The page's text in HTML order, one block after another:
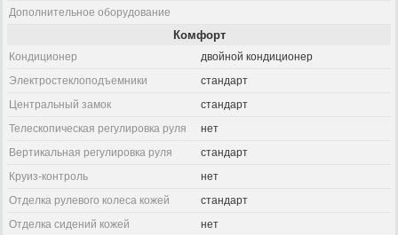
Дополнительное оборудование
Комфорт
Кондиционер
двойной кондиционер
Электростеклоподъемники
стандарт
Центральный замок
стандарт
Телескопическая регулировка руля
нет
Вертикальная регулировка руля
стандарт
Круиз-контроль
нет
Отделка рулевого колеса кожей
стандарт
Отделка сидений кожей
нет